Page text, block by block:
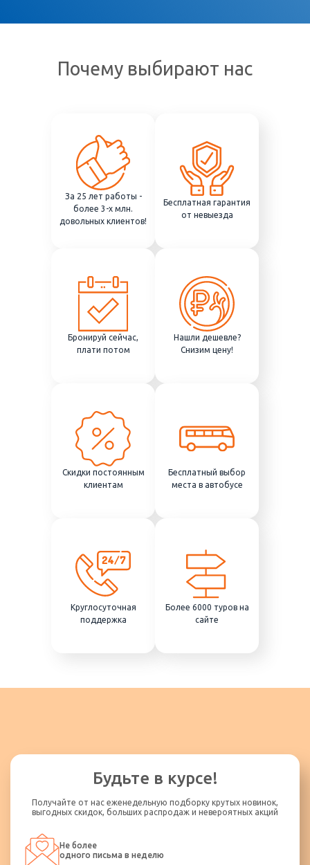
Почему выбирают нас
За 25 лет работы -
более 3-х млн.
довольных клиентов!
Бесплатная гарантия
от невыезда
Бронируй сейчас,
плати потом
Нашли дешевле?
Снизим цену!
Скидки постоянным
клиентам
Бесплатный выбор
места в автобусе
Круглосуточная
поддержка
Более 6000 туров на
сайте
Будьте в курсе!
Получайте от нас еженедельную подборку крутых новинок,
выгодных скидок, больших распродаж и невероятных акций
Не более
одного письма в неделю